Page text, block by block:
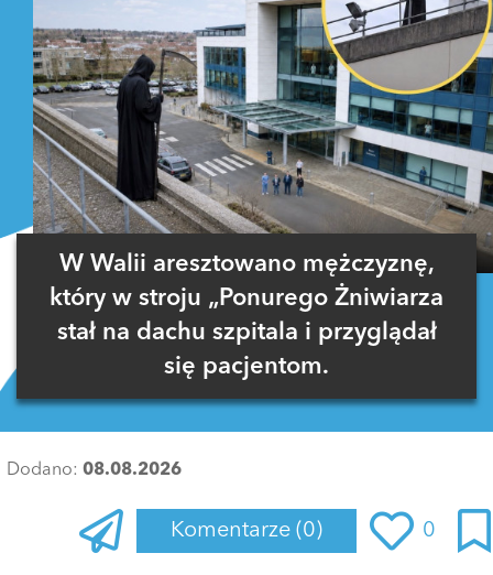
W Walii aresztowano mężczyznę,
który w stroju „Ponurego Żniwiarza
stał na dachu szpitala i przyglądał
się pacjentom.
Dodano: 08.08.2026
Komentarze (0) 0